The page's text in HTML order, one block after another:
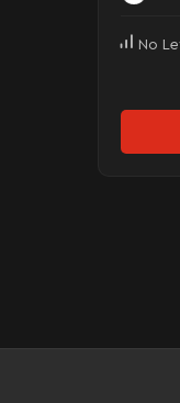
No